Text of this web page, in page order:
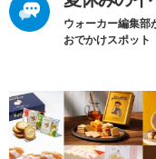
ウォーカー編集部
おでかけスポット